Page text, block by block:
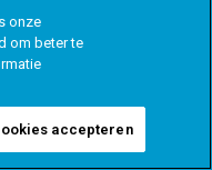
onze
om beter te
accepteren